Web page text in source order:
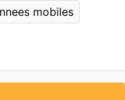
mobiles